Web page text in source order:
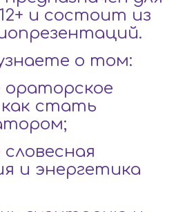
и состоит из
о том:
стать
и энергетика